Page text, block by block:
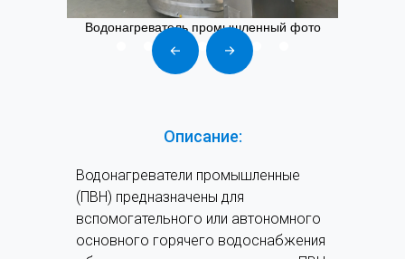
Водонагреватель промышленный фото
Описание:
Водонагреватели промышленные
(ПВН) предназначены для
вспомогательного или автономного
основного горячего водоснабжения